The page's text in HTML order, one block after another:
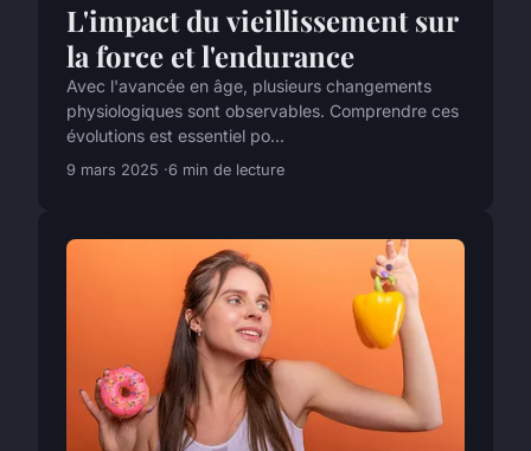
L'impact du vieillissement sur
la force et l'endurance
Avec l'avancée en âge, plusieurs changements
physiologiques sont observables. Comprendre ces
évolutions est essentiel po...
9 mars 2025 6 min de lecture